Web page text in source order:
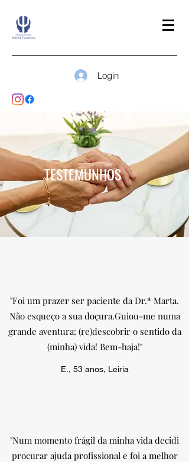
Login
TESTEMUNHOS
"Foi um prazer ser paciente da Dr.ª Marta.
Não esqueço a sua doçura.Guiou-me numa
grande aventura: (re)descobrir o sentido da
(minha) vida! Bem-haja!"
E., 53 anos, Leiria
"Num momento frágil da minha vida decidi
procurar ajuda profissional e foi a melhor